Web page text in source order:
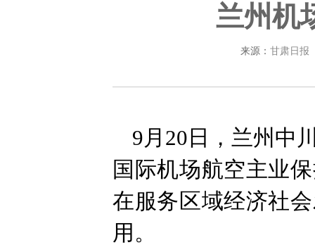
兰州机
来源： 甘肃日报
9月20日，兰州中
国际机场航空主业
在服务区域经济社
用。